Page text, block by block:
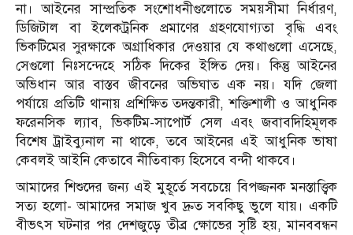
না। আইনের সাম্প্রতিক সংশোধনীগুলোতে সময়সীমা নির্ধারণ,
ডিজিটাল বা ইলেকট্রনিক প্রমাণের গ্রহণযোগ্যতা বৃদ্ধি এবং
ভিকটিমের সুরক্ষাকে অগ্রাধিকার দেওয়ার যে কথাগুলো এসেছে,
সেগুলো নিঃসন্দেহে সঠিক দিকের ইঙ্গিত দেয়। কিন্তু আইনের
অভিধান আর বাস্তব জীবনের অভিঘাত এক নয়। যদি জেলা
পর্যায়ে প্রতিটি থানায় প্রশিক্ষিত তদন্তকারী, শক্তিশালী ও আধুনিক
ফরেনসিক ল্যাব, ভিকটিম-সাপোর্ট সেল এবং জবাবদিহিমূলক
বিশেষ ট্রাইব্যুনাল না থাকে, তবে আইনের এই আধুনিক ভাষা
কেবলই আইনি কেতাবে নীতিবাক্য হিসেবে বন্দী থাকবে।
আমাদের শিশুদের জন্য এই মুহূর্তে সবচেয়ে বিপজ্জনক মনস্তাত্ত্বিক
সত্য হলো- আমাদের সমাজ খুব দ্রুত সবকিছু ভুলে যায়। একটি
বীভৎস ঘটনার পর দেশজুড়ে তীব্র ক্ষোভের সৃষ্টি হয়, মানববন্ধন